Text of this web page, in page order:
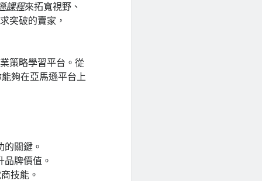
課程來拓寬視野、
突破的賣家，
策略學習平台。從
夠在亞馬遜平台上
關鍵。
牌價值。
技能。